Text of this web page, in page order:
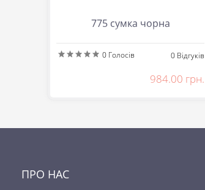
775 сумка чорна
0 Голосів 0 Відгуків
984.00 грн.
ПРО НАС